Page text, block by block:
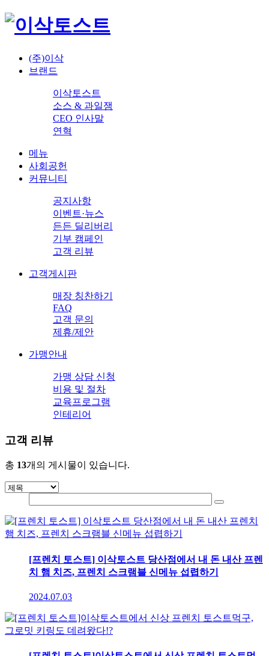
(주)이삭
브랜드
이삭토스트
소스 & 과일잼
CEO 인사말
연혁
메뉴
사회공헌
커뮤니티
공지사항
이벤트·뉴스
든든 딜리버리
기부 캠페인
고객 리뷰
고객게시판
매장 칭찬하기
FAQ
고객 문의
제휴/제안
가맹안내
가맹 상담 신청
비용 및 절차
교육프로그램
인테리어
고객 리뷰
총 13개의 게시물이 있습니다.
[프렌치 토스트] 이삭토스트 당산점에서 내 돈 내산 프렌
치 햄 치즈, 프렌치 스크램블 신메뉴 섭렵하기
2024.07.03